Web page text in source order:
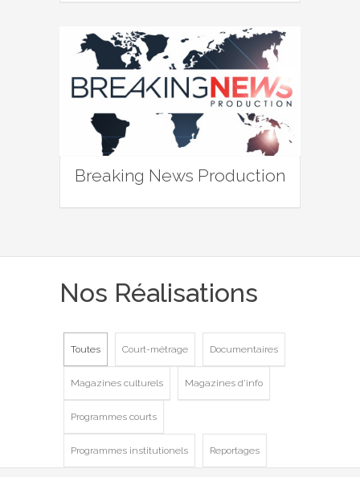
Breaking News Production
Nos Réalisations
Toutes Court-métrage Documentaires
Magazines culturels Magazines d'info
Programmes courts
Programmes institutionels Reportages